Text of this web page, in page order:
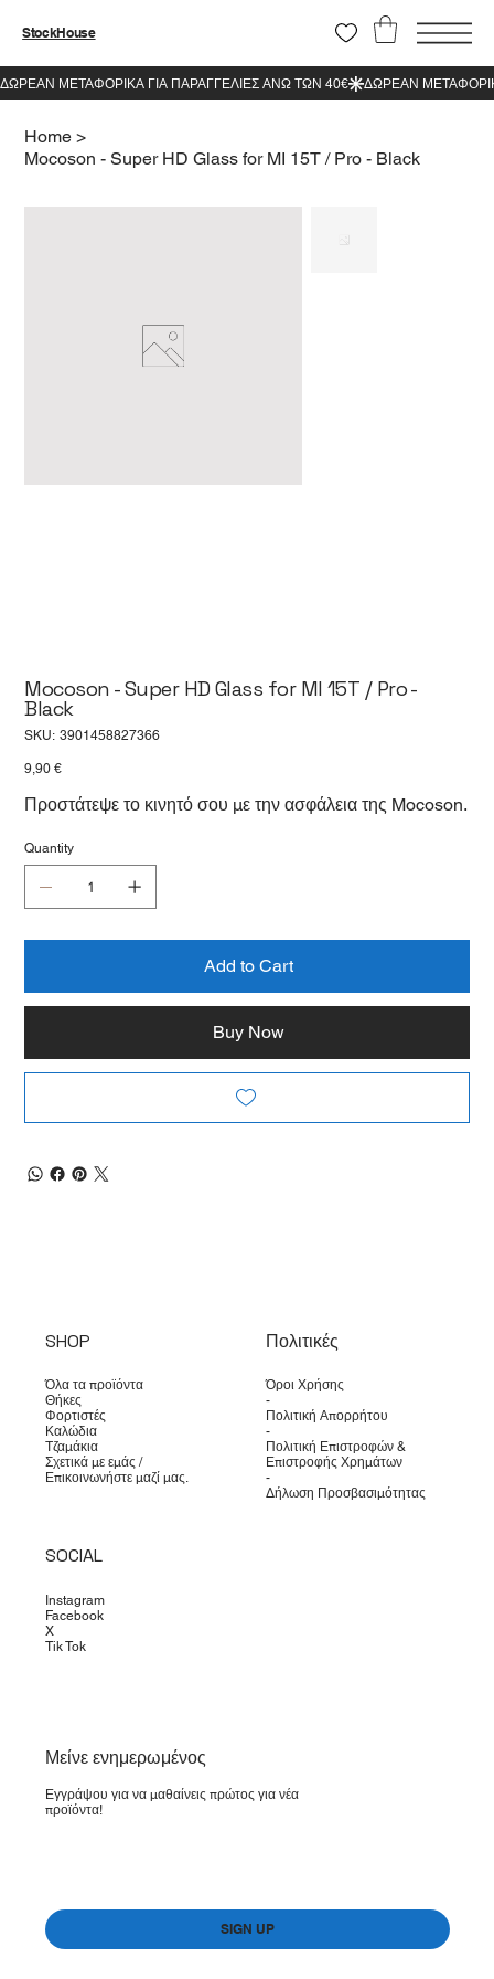
StockHouse
Home >
Mocoson - Super HD Glass for MI 15T / Pro - Black
Mocoson - Super HD Glass for MI 15T / Pro -
Black
SKU: SKU
3901458827366
Price
9,90 €
Προστάτεψε το κινητό σου με την ασφάλεια της Mocoson.
Quantity
Add to Cart
Buy Now
SHOP
Όλα τα προϊόντα
Θήκες
Φορτιστές
Καλώδια
Τζαμάκια
Σχετικά με εμάς /
Επικοινωνήστε μαζί μας.
Πολιτικές
Όροι Χρήσης
-
Πολιτική Απορρήτου
-
Πολιτική Επιστροφών &
Επιστροφής Χρημάτων
-
Δήλωση Προσβασιμότητας
SOCIAL
Instagram
Facebook
X
Tik Tok
​Μείνε ενημερωμένος
Εγγράψου για να μαθαίνεις πρώτος για νέα
προϊόντα!
SIGN UP